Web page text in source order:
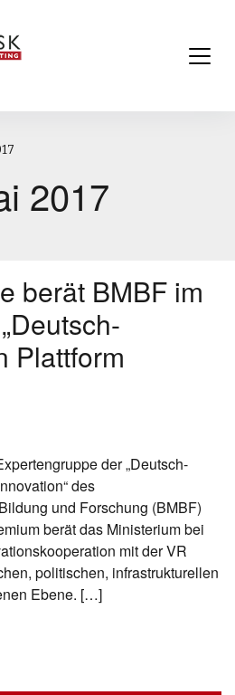
2017
berät BMBF im
Plattform
der „Deutsch-
des
und Forschung (BMBF)
berät das Ministerium bei
mit der VR
politischen, infrastrukturellen
Ebene. […]